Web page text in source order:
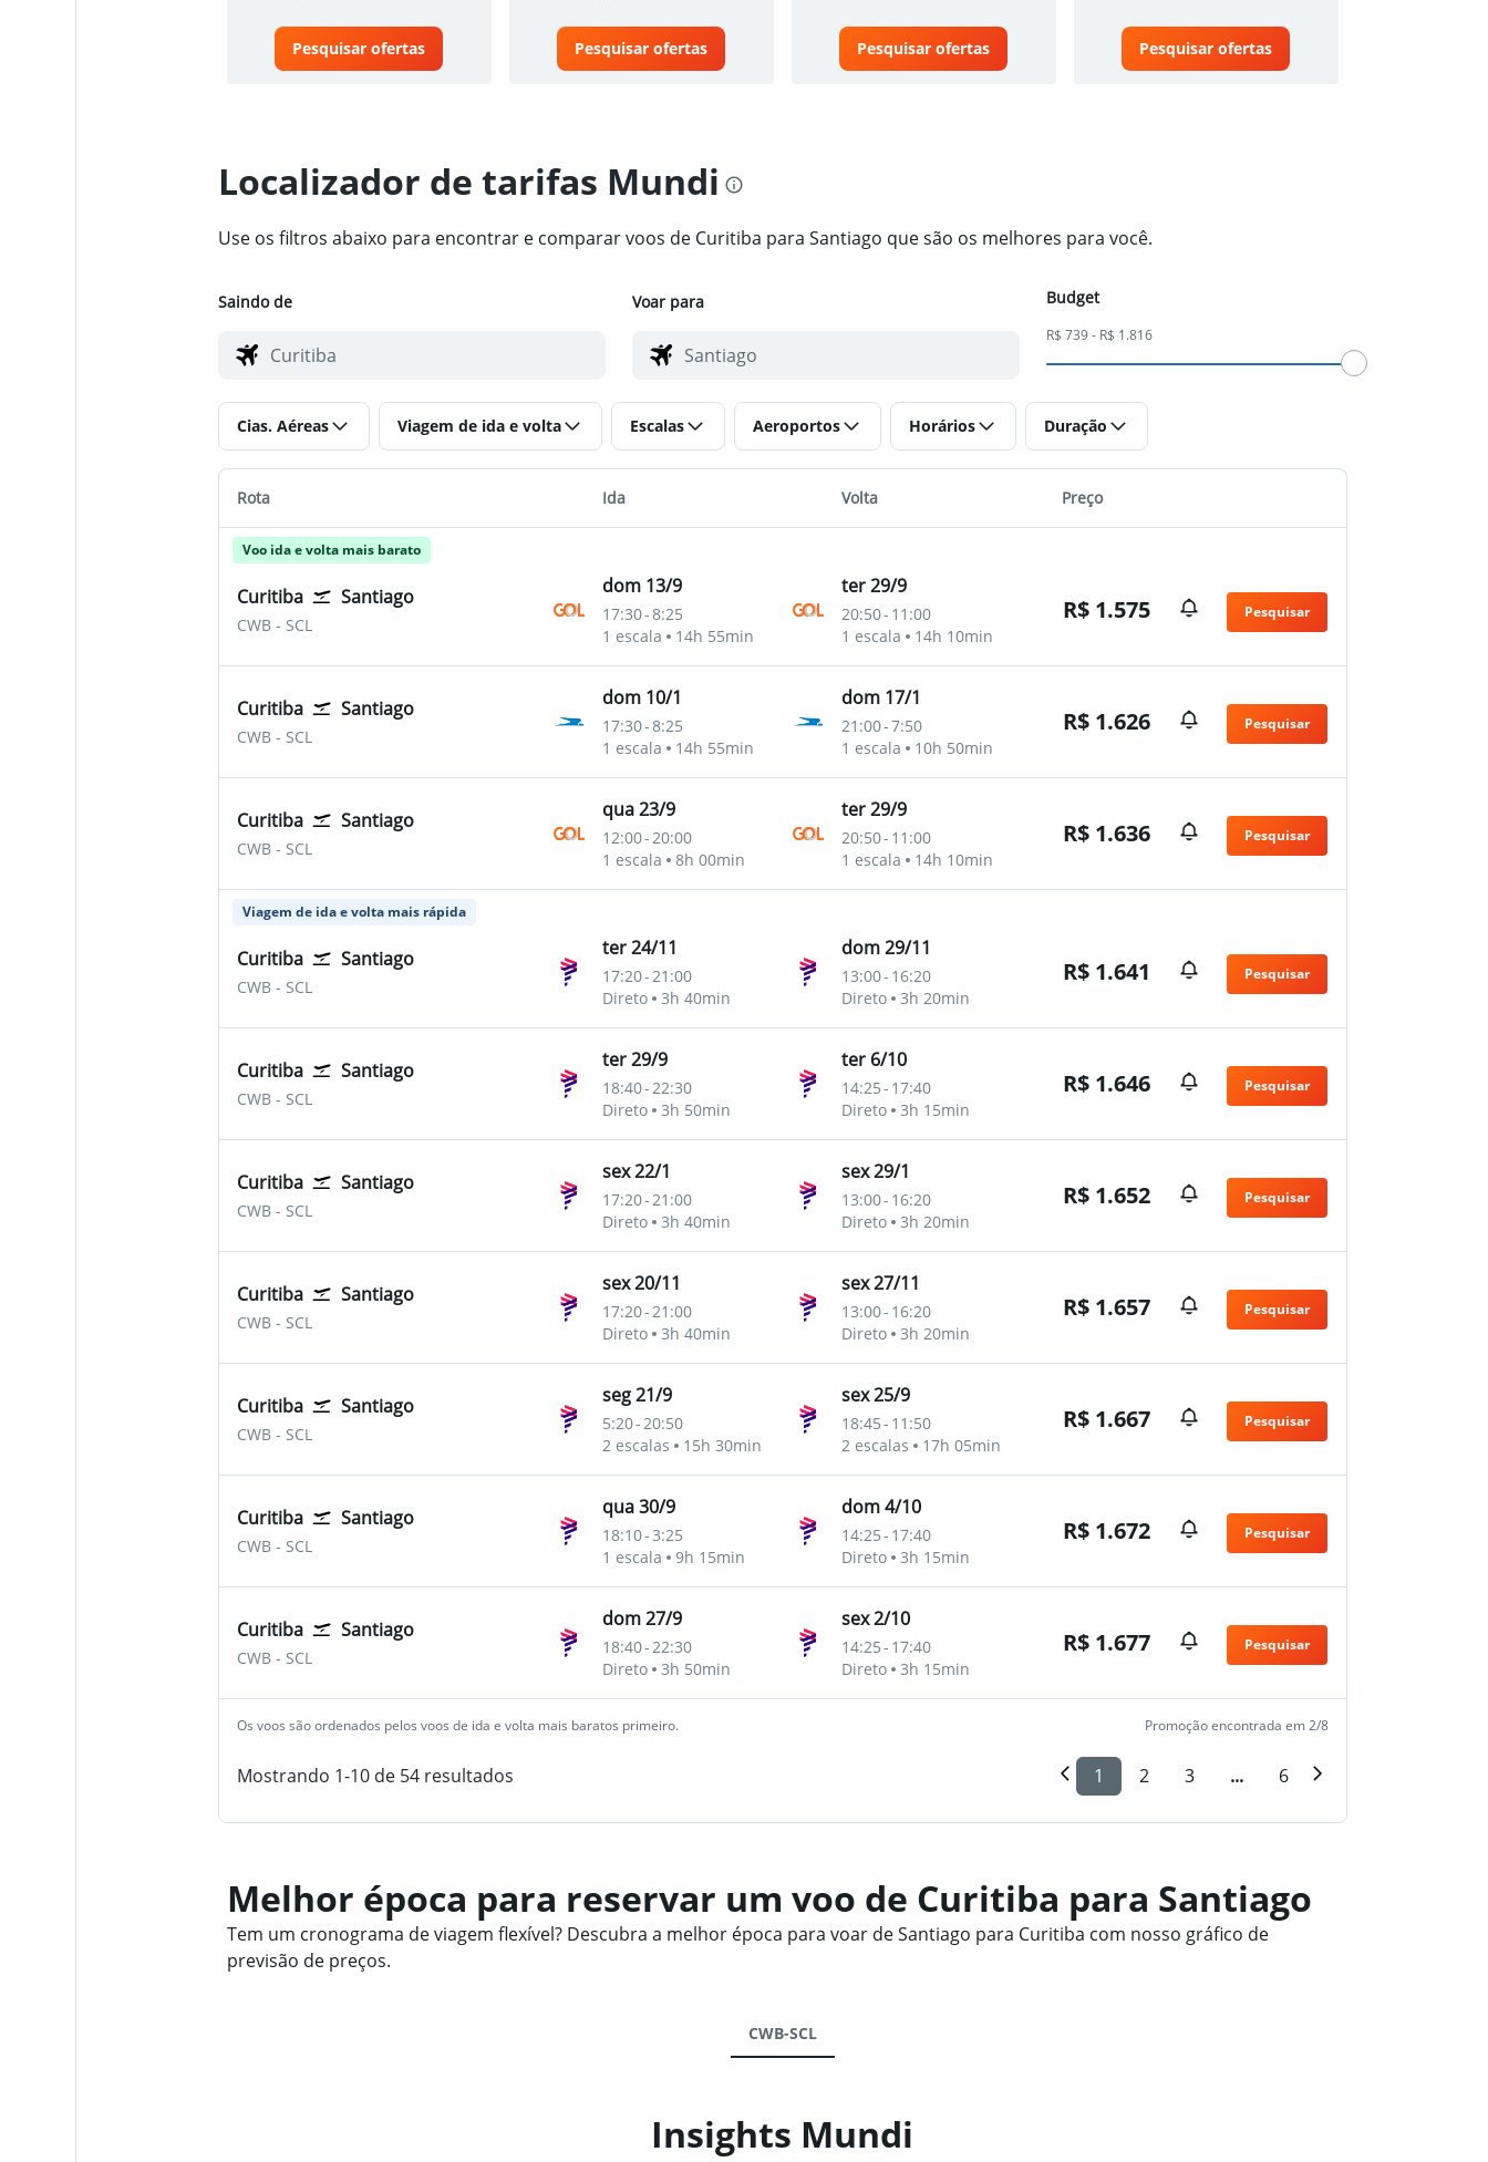
Pesquisar ofertas Pesquisar ofertas Pesquisar ofertas Pesquisar ofertas
Localizador de tarifas Mundi
Use os filtros abaixo para encontrar e comparar voos de Curitiba para Santiago que são os melhores para você.
Saindo de Voar para Budget
R$ 739 - R$ 1.816
Cias. Aéreas Viagem de ida e volta Escalas Aeroportos Horários Duração
Rota Ida Volta Preço
Voo ida e volta mais barato
Curitiba Santiago
CWB Curitiba Afonso Pena
- SCL Santiago de Chile - Arturo Merino Benitez
dom 13/9
17:30-8:25
1 escala
14h 55min
ter 29/9
20:50- 11:00
1 escala
14h 10min
R$ 1.575 Pesquisar
Curitiba Santiago
CWB Curitiba Afonso Pena
- SCL Santiago de Chile - Arturo Merino Benitez
dom 10/1
17:30-8:25
1 escala
14h 55min
dom 17/1
21:00-7:50
1 escala
10h 50min
R$ 1.626 Pesquisar
Curitiba Santiago
CWB Curitiba Afonso Pena
- SCL Santiago de Chile - Arturo Merino Benitez
qua 23/9
12:00-20:00
1 escala
8h 00min
ter 29/9
20:50- 11:00
1 escala
14h 10min
R$ 1.636 Pesquisar
Viagem de ida e volta mais rápida
Curitiba Santiago
CWB Curitiba Afonso Pena
- SCL Santiago de Chile - Arturo Merino Benitez
ter 24/11
17:20-21:00
Direto
3h 40min
dom 29/11
13:00- 16:20
Direto
3h 20min
R$ 1.641 Pesquisar
Curitiba Santiago
CWB Curitiba Afonso Pena
- SCL Santiago de Chile - Arturo Merino Benitez
ter 29/9
18:40-22:30
Direto
3h 50min
ter 6/10
14:25- 17:40
Direto
3h 15min
R$ 1.646 Pesquisar
Curitiba Santiago
CWB Curitiba Afonso Pena
- SCL Santiago de Chile - Arturo Merino Benitez
sex 22/1
17:20-21:00
Direto
3h 40min
sex 29/1
13:00- 16:20
Direto
3h 20min
R$ 1.652 Pesquisar
Curitiba Santiago
CWB Curitiba Afonso Pena
- SCL Santiago de Chile - Arturo Merino Benitez
sex 20/11
17:20-21:00
Direto
3h 40min
sex 27/11
13:00- 16:20
Direto
3h 20min
R$ 1.657 Pesquisar
Curitiba Santiago
CWB Curitiba Afonso Pena
- SCL Santiago de Chile - Arturo Merino Benitez
seg 21/9
5:20-20:50
2 escalas
15h 30min
sex 25/9
18:45- 11:50
2 escalas
17h 05min
R$ 1.667 Pesquisar
Curitiba Santiago
CWB Curitiba Afonso Pena
- SCL Santiago de Chile - Arturo Merino Benitez
qua 30/9
18:10-3:25
1 escala
9h 15min
dom 4/10
14:25- 17:40
Direto
3h 15min
R$ 1.672 Pesquisar
Curitiba Santiago
CWB Curitiba Afonso Pena
- SCL Santiago de Chile - Arturo Merino Benitez
dom 27/9
18:40-22:30
Direto
3h 50min
sex 2/10
14:25- 17:40
Direto
3h 15min
R$ 1.677 Pesquisar
Os voos são ordenados pelos voos de ida e volta mais baratos primeiro. Promoção encontrada em 2/8
Mostrando 1-10 de 54 resultados 1 2 3 ... 6
Melhor época para reservar um voo de Curitiba para Santiago
Tem um cronograma de viagem flexível? Descubra a melhor época para voar de Santiago para Curitiba com nosso gráfico de
previsão de preços.
CWB-SCL
Insights Mundi